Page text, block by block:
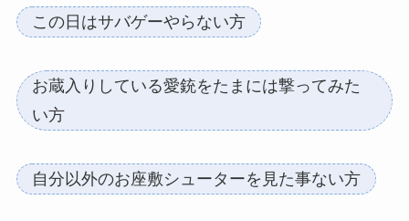
この日はサバゲーやらない方
お蔵入りしている愛銃をたまには撃ってみた
い方
自分以外のお座敷シューターを見た事ない方